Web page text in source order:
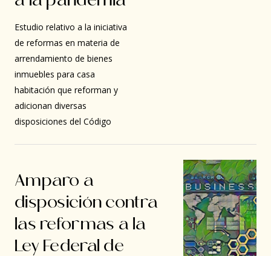
Estudio relativo a la iniciativa
de reformas en materia de
arrendamiento de bienes
inmuebles para casa
habitación que reforman y
adicionan diversas
disposiciones del Código
Amparo a
disposición contra
las reformas a la
Ley Federal de